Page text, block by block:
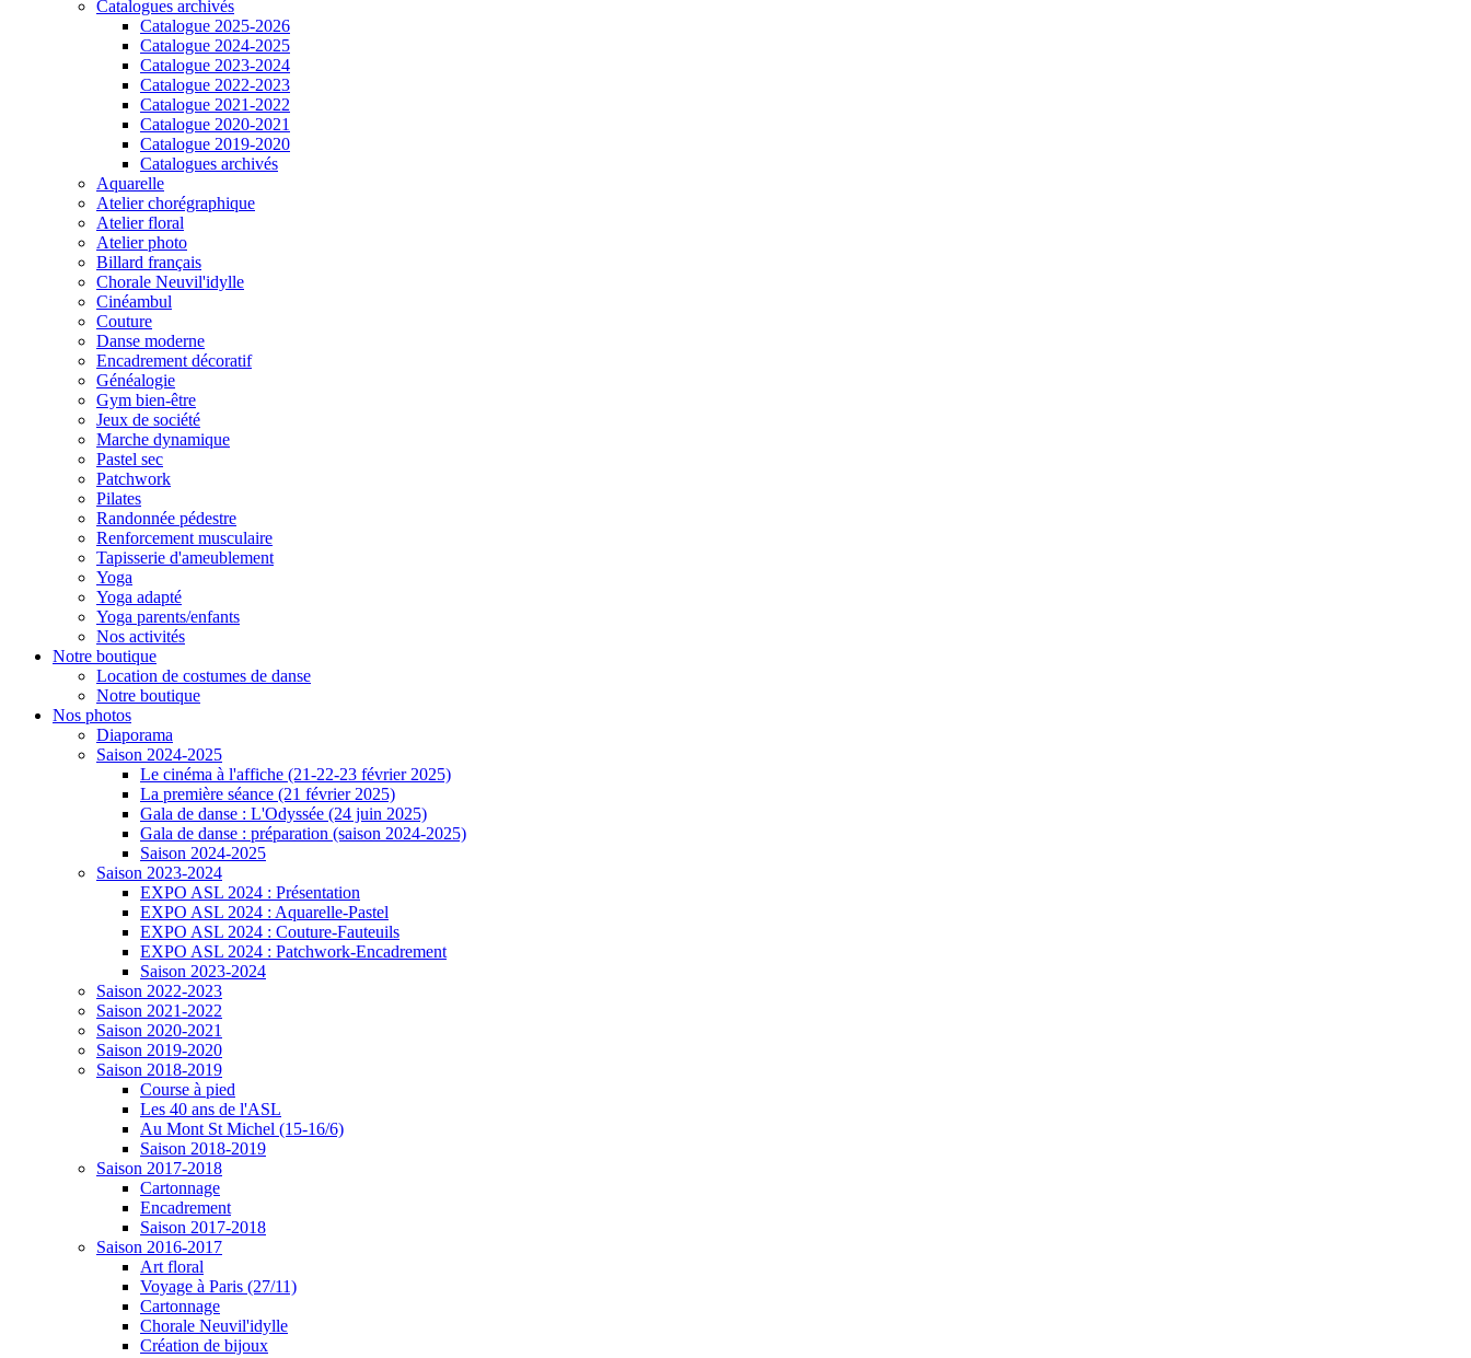
Catalogues archivés
Catalogue 2025-2026
Catalogue 2024-2025
Catalogue 2023-2024
Catalogue 2022-2023
Catalogue 2021-2022
Catalogue 2020-2021
Catalogue 2019-2020
Catalogues archivés
Aquarelle
Atelier chorégraphique
Atelier floral
Atelier photo
Billard français
Chorale Neuvil'idylle
Cinéambul
Couture
Danse moderne
Encadrement décoratif
Généalogie
Gym bien-être
Jeux de société
Marche dynamique
Pastel sec
Patchwork
Pilates
Randonnée pédestre
Renforcement musculaire
Tapisserie d'ameublement
Yoga
Yoga adapté
Yoga parents/enfants
Nos activités
Notre boutique
Location de costumes de danse
Notre boutique
Nos photos
Diaporama
Saison 2024-2025
Le cinéma à l'affiche (21-22-23 février 2025)
La première séance (21 février 2025)
Gala de danse : L'Odyssée (24 juin 2025)
Gala de danse : préparation (saison 2024-2025)
Saison 2024-2025
Saison 2023-2024
EXPO ASL 2024 : Présentation
EXPO ASL 2024 : Aquarelle-Pastel
EXPO ASL 2024 : Couture-Fauteuils
EXPO ASL 2024 : Patchwork-Encadrement
Saison 2023-2024
Saison 2022-2023
Saison 2021-2022
Saison 2020-2021
Saison 2019-2020
Saison 2018-2019
Course à pied
Les 40 ans de l'ASL
Au Mont St Michel (15-16/6)
Saison 2018-2019
Saison 2017-2018
Cartonnage
Encadrement
Saison 2017-2018
Saison 2016-2017
Art floral
Voyage à Paris (27/11)
Cartonnage
Chorale Neuvil'idylle
Création de bijoux